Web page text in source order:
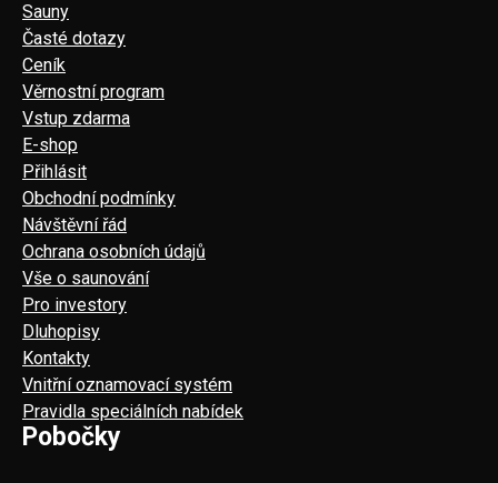
Sauny
Časté dotazy
Ceník
Věrnostní program
Vstup zdarma
E-shop
Přihlásit
Obchodní podmínky
Návštěvní řád
Ochrana osobních údajů
Vše o saunování
Pro investory
Dluhopisy
Kontakty
Vnitřní oznamovací systém
Pravidla speciálních nabídek
Pobočky